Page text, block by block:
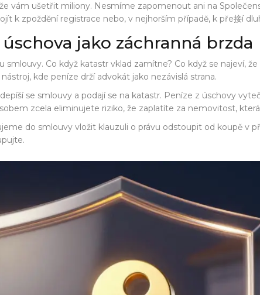
vám ušetřit miliony. Nesmíme zapomenout ani na
k zpoždění registrace nebo, v nejhorším případě, k pře接í
jako záchranná brzda
Co když katastr vklad zamítne? Co když se najeví,
nástroj, kde peníze drží advokát jako nezávislá strana.
se smlouvy a podají se na katastr. Peníze z úschovy
zcela eliminujete riziko, že zaplatíte za nemovitost,
do smlouvy vložit klauzuli o právu odstoupit od koupě v